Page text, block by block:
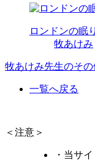
ロンドンの眠
牧あけみ
牧あけみ先生のそ
一覧へ戻る
＜注意＞
・当サ